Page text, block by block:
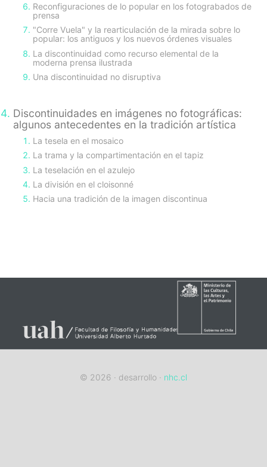
Reconfiguraciones de lo popular en los fotograbados de
prensa
"Corre Vuela" y la rearticulación de la mirada sobre lo
popular: los antiguos y los nuevos órdenes visuales
La discontinuidad como recurso elemental de la
moderna prensa ilustrada
Una discontinuidad no disruptiva
Discontinuidades en imágenes no fotográficas:
algunos antecedentes en la tradición artística
La tesela en el mosaico
La trama y la compartimentación en el tapiz
La teselación en el azulejo
La división en el cloisonné
Hacia una tradición de la imagen discontinua
© 2026 · desarrollo · nhc.cl